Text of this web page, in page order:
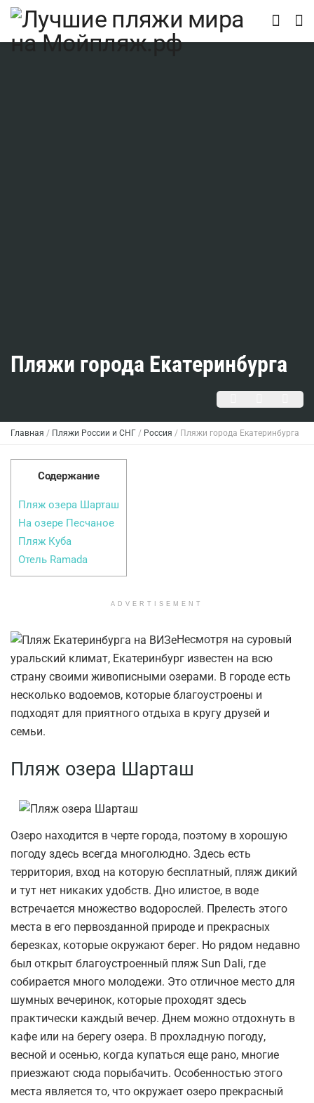
Пляжи города Екатеринбурга
Главная / Пляжи России и СНГ / Россия / Пляжи города Екатеринбурга
Содержание
Пляж озера Шарташ
На озере Песчаное
Пляж Куба
Отель Ramada
ADVERTISEMENT
Несмотря на суровый
уральский климат, Екатеринбург известен на всю
страну своими живописными озерами. В городе есть
несколько водоемов, которые благоустроены и
подходят для приятного отдыха в кругу друзей и
семьи.
Пляж озера Шарташ
Озеро находится в черте города, поэтому в хорошую
погоду здесь всегда многолюдно. Здесь есть
территория, вход на которую бесплатный, пляж дикий
и тут нет никаких удобств. Дно илистое, в воде
встречается множество водорослей. Прелесть этого
места в его первозданной природе и прекрасных
березках, которые окружают берег. Но рядом недавно
был открыт благоустроенный пляж Sun Dali, где
собирается много молодежи. Это отличное место для
шумных вечеринок, которые проходят здесь
практически каждый вечер. Днем можно отдохнуть в
кафе или на берегу озера. В прохладную погоду,
весной и осенью, когда купаться еще рано, многие
приезжают сюда порыбачить. Особенностью этого
места является то, что окружает озеро прекрасный